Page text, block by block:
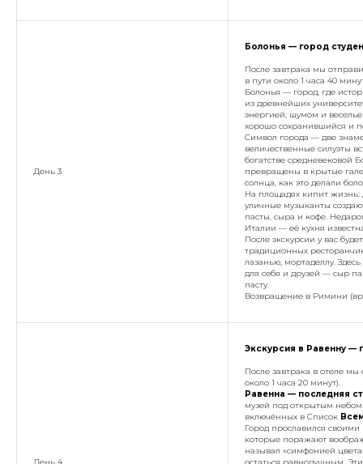
День 3
Болонья — город
После завтрака мы
в пути около 1 часа 40
Болонья — город, где
из древнейших
энергией, шумом и
хорошо сохранившийся и
Символ города — две
величественные силуэты
богатстве средневековой
превращены в крытые
солнца, как это делали
На площадях кипит жизнь:
уличные музыканты
пасты, сыра и кофе.
Италии — её кухня
После экскурсии у вас
традиционных
лазанью, мортаделлу.
для себя и друзей — сыр
пасту.
Возвращение в Римини
День 4
Экскурсия в Равенну —
После завтрака в отеле
около 1 часа 20 минут).
Равенна — последняя
музей под открытым
включённых в Список
Город прославился
которые поражают
называл «симфонией
остаться равнодушным.